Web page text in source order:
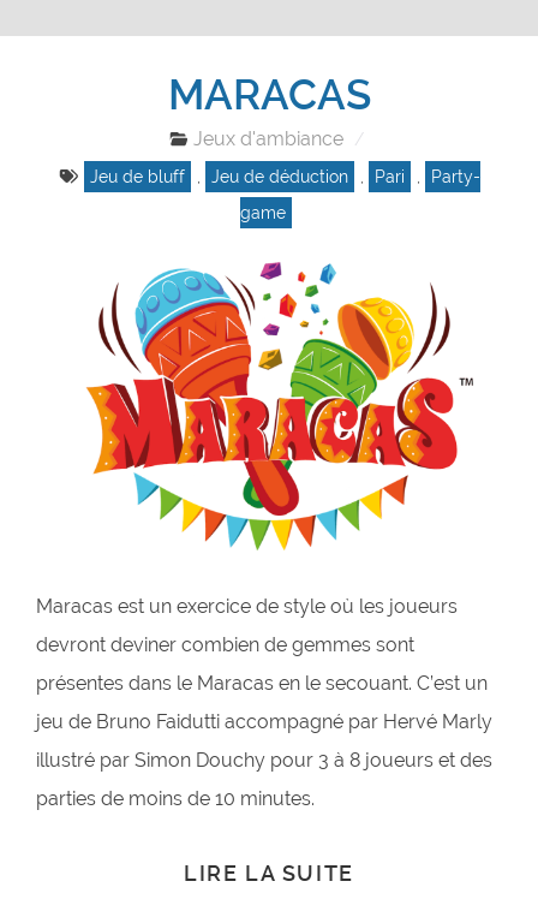
MARACAS
Jeux d'ambiance
Jeu de bluff , Jeu de déduction , Pari ,
Party-
game
Maracas est un exercice de style où les joueurs
devront deviner combien de gemmes sont
présentes dans le Maracas en le secouant. C’est un
jeu de Bruno Faidutti accompagné par Hervé Marly
illustré par Simon Douchy pour 3 à 8 joueurs et des
parties de moins de 10 minutes.
LIRE LA SUITE